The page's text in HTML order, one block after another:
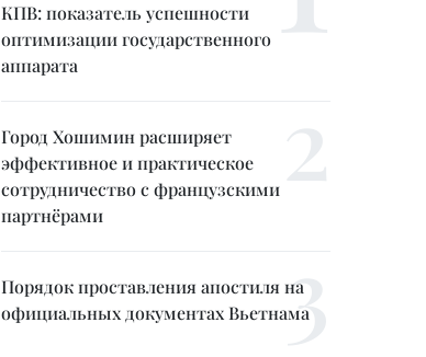
КПВ: показатель успешности
оптимизации государственного
аппарата
Город Хошимин расширяет
эффективное и практическое
сотрудничество с французскими
партнёрами
Порядок проставления апостиля на
официальных документах Вьетнама